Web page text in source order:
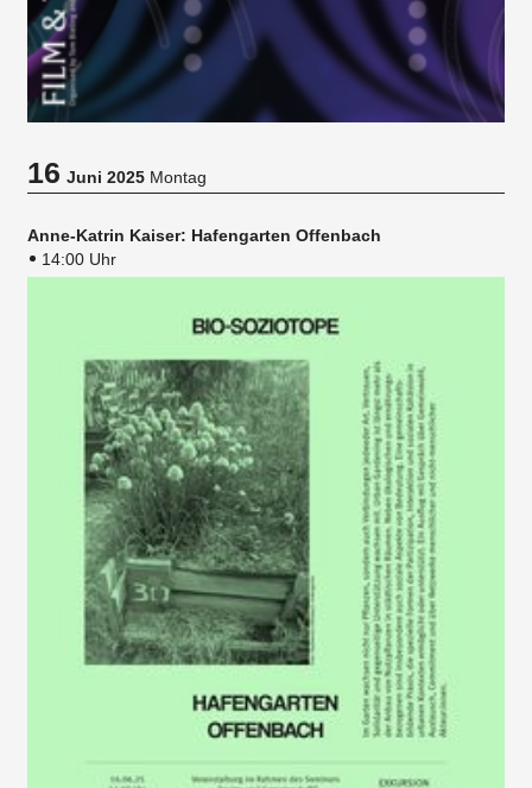
16Juni 2025 Montag
Anne-Katrin Kaiser: Hafengarten Offenbach
14:00 Uhr